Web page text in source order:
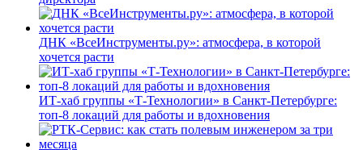
ДНК «ВсеИнструменты.ру»: атмосфера, в которой
хочется расти
ИТ-хаб группы «Т-Технологии» в Санкт-Петербурге:
топ-8 локаций для работы и вдохновения